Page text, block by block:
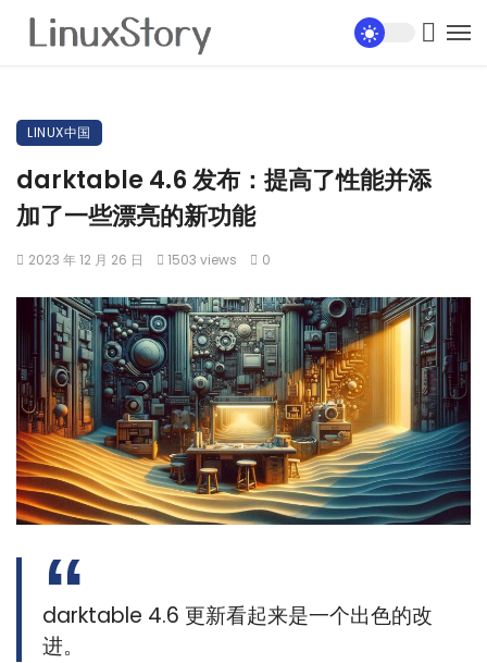
LINUX中国
darktable 4.6 发布：提高了性能并添
加了一些漂亮的新功能
2023 年 12 月 26 日 1503 views 0
darktable 4.6 更新看起来是一个出色的改
进。